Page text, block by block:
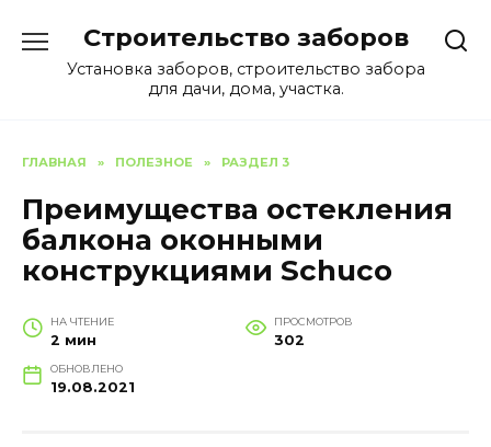
содержанию
Строительство заборов
Установка заборов, строительство забора
для дачи, дома, участка.
ГЛАВНАЯ » ПОЛЕЗНОЕ » РАЗДЕЛ 3
Преимущества остекления
балкона оконными
конструкциями Schuco
НА ЧТЕНИЕ
2 мин
ПРОСМОТРОВ
302
ОБНОВЛЕНО
19.08.2021